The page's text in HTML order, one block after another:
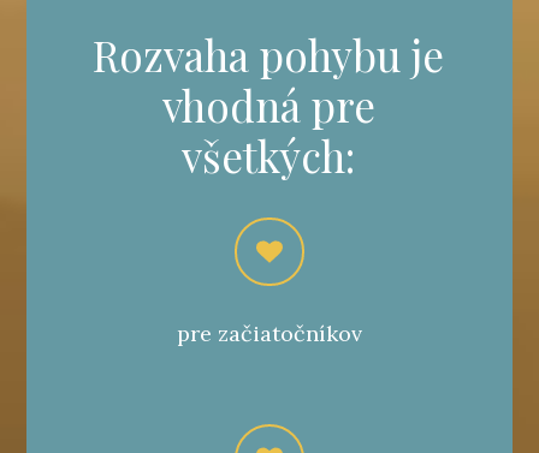
Rozvaha pohybu je
vhodná pre
všetkých:
pre začiatočníkov